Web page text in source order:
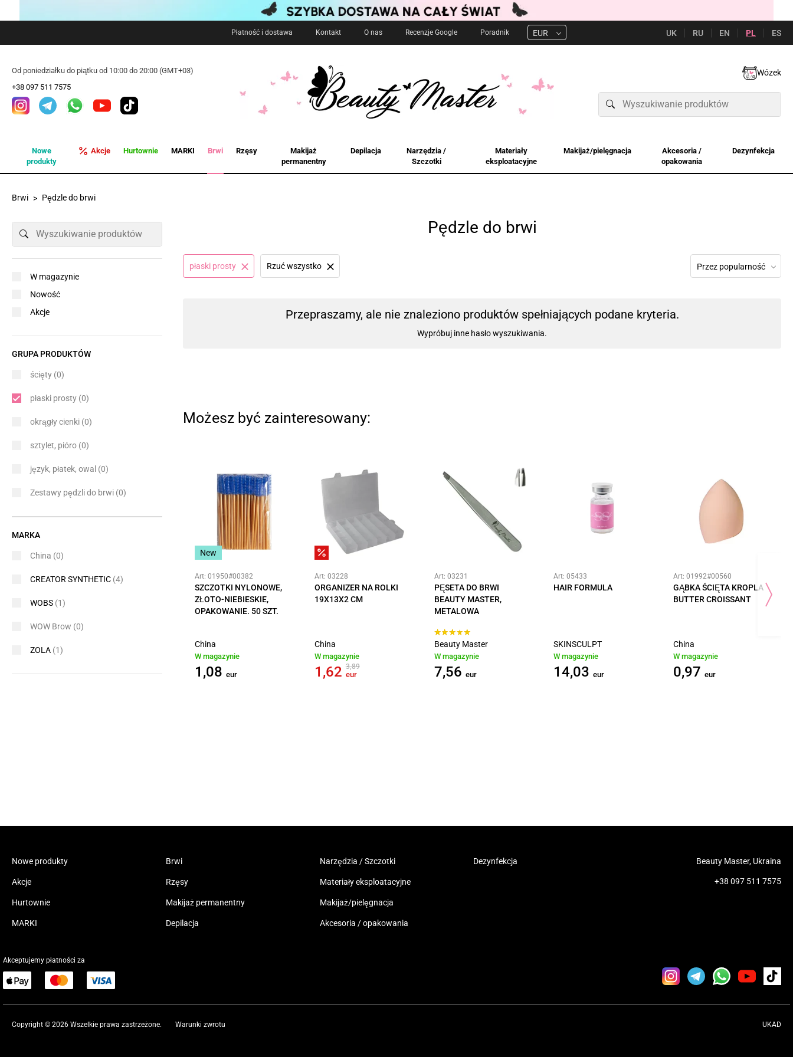
Płatność i dostawa Kontakt O nas Recenzje Google Poradnik EUR UK RU EN PL ES
Od poniedziałku do piątku od 10:00 do 20:00 (GMT+03)
+38 097 511 7575
Wózek
Nowe
produkty
Akcje Hurtownie MARKI Brwi Rzęsy
Makijaż
permanentny
Depilacja
Narzędzia /
Szczotki
Materiały
eksploatacyjne
Makijaż/pielęgnacja
Akcesoria /
opakowania
Dezynfekcja
Brwi Pędzle do brwi
Pędzle do brwi
Przez popularność
płaski prosty Rzuć wszystko
Przepraszamy, ale nie znaleziono produktów spełniających podane kryteria.
Wypróbuj inne hasło wyszukiwania.
Możesz być zainteresowany:
New
Art: 01950#00382
SZCZOTKI NYLONOWE,
ZŁOTO-NIEBIESKIE,
OPAKOWANIE. 50 SZT.
China
W magazynie
1,08 eur
Art: 03228
ORGANIZER NA ROLKI
19X13X2 CM
China
W magazynie
1,62 3,89
eur
Art: 03231
PĘSETA DO BRWI
BEAUTY MASTER,
METALOWA
Beauty Master
W magazynie
7,56 eur
Art: 05433
HAIR FORMULA
SKINSCULPT
W magazynie
14,03 eur
Art: 01992#00560
GĄBKA ŚCIĘTA KROPLA
BUTTER CROISSANT
China
W magazynie
0,97 eur
W magazynie
Nowość
Akcje
GRUPA PRODUKTÓW
ścięty (0)
płaski prosty (0)
okrągły cienki (0)
sztylet, pióro (0)
język, płatek, owal (0)
Zestawy pędzli do brwi (0)
MARKA
China (0)
CREATOR SYNTHETIC (4)
WOBS (1)
WOW Brow (0)
ZOLA (1)
Nowe produkty
Akcje
Hurtownie
MARKI
Brwi
Rzęsy
Makijaż permanentny
Depilacja
Narzędzia / Szczotki
Materiały eksploatacyjne
Makijaż/pielęgnacja
Akcesoria / opakowania
Dezynfekcja Beauty Master, Ukraina
+38 097 511 7575
Akceptujemy płatności za
Copyright © 2026 Wszelkie prawa zastrzeżone. UKAD
Warunki zwrotu